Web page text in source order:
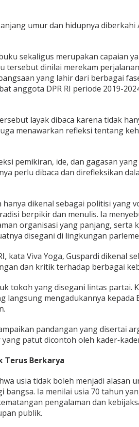
umur dan hidupnya diberkahi
sekaligus merupakan capaian
tersebut dinilai merekam
yang lahir dari berbagai
anggota DPR RI periode 2019-
layak dibaca karena tidak
menawarkan refleksi tentang
pemikiran, ide, dan gagasan
perlu dibaca dan direfleksikan
hanya dikenal sebagai politisi yang
berpikir dan menulis. Ia
organisasi yang panjang, serta
disegani di lingkungan
kata Viva Yoga, Guspardi dikenal
dan kritik terhadap berbagai
tokoh yang disegani lintas partai.
langsung mengadukannya kepada
pandangan yang disertai
patut dicontoh oleh kader-
Terus Berkarya
usia tidak boleh menjadi alasan
Ia menilai usia 70 tahun
pengalaman dan
publik.